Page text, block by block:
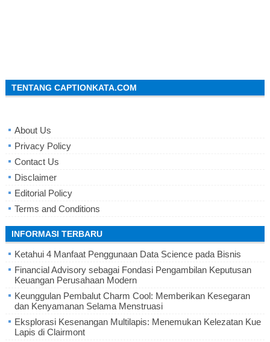
TENTANG CAPTIONKATA.COM
About Us
Privacy Policy
Contact Us
Disclaimer
Editorial Policy
Terms and Conditions
INFORMASI TERBARU
Ketahui 4 Manfaat Penggunaan Data Science pada Bisnis
Financial Advisory sebagai Fondasi Pengambilan Keputusan
Keuangan Perusahaan Modern
Keunggulan Pembalut Charm Cool: Memberikan Kesegaran
dan Kenyamanan Selama Menstruasi
Eksplorasi Kesenangan Multilapis: Menemukan Kelezatan Kue
Lapis di Clairmont